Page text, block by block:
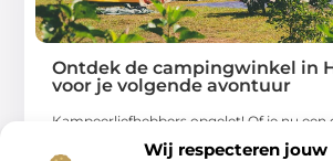
Wij respecteren jouw
Ontdek de campingwinkel in
voor je volgende avontuur
Kampeerliefhebbers opgelet! Of je nu
avonturier bent of net begint met